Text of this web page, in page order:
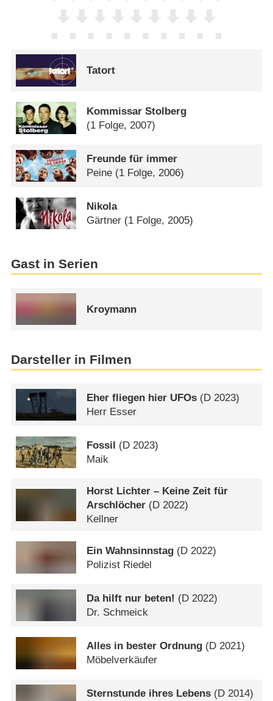
Tatort
Kommissar Stolberg
(1 Folge, 2007)
Freunde für immer
Peine (1 Folge, 2006)
Nikola
Gärtner (1 Folge, 2005)
Gast in Serien
Kroymann
Darsteller in Filmen
Eher fliegen hier UFOs (D 2023)
Herr Esser
Fossil (D 2023)
Maik
Horst Lichter – Keine Zeit für
Arschlöcher (D 2022)
Kellner
Ein Wahnsinnstag (D 2022)
Polizist Riedel
Da hilft nur beten! (D 2022)
Dr. Schmeick
Alles in bester Ordnung (D 2021)
Möbelverkäufer
Sternstunde ihres Lebens (D 2014)